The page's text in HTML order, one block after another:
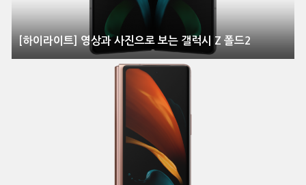
[하이라이트] 영상과 사진으로 보는 갤럭시 Z 폴드2